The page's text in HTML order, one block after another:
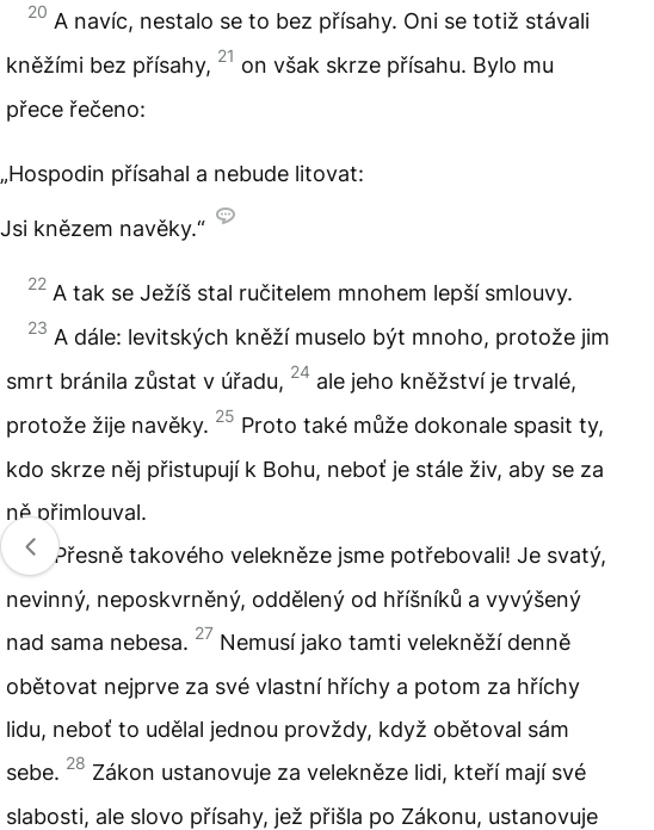
20 A navíc, nestalo se to bez přísahy. Oni se totiž stávali
kněžími bez přísahy, 21 on však skrze přísahu. Bylo mu
přece řečeno:
„Hospodin přísahal a nebude litovat:
Jsi knězem navěky.“
22 A tak se Ježíš stal ručitelem mnohem lepší smlouvy.
23 A dále: levitských kněží muselo být mnoho, protože jim
smrt bránila zůstat v úřadu, 24 ale jeho kněžství je trvalé,
protože žije navěky. 25 Proto také může dokonale spasit ty,
kdo skrze něj přistupují k Bohu, neboť je stále živ, aby se za
ně přimlouval.
26
Přesně takového velekněze jsme potřebovali! Je svatý,
nevinný, neposkvrněný, oddělený od hříšníků a vyvýšený
nad sama nebesa. 27 Nemusí jako tamti velekněží denně
obětovat nejprve za své vlastní hříchy a potom za hříchy
lidu, neboť to udělal jednou provždy, když obětoval sám
sebe. 28 Zákon ustanovuje za velekněze lidi, kteří mají své
slabosti, ale slovo přísahy, jež přišla po Zákonu, ustanovuje